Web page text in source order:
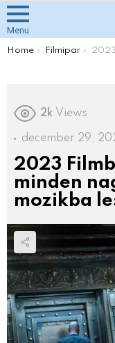
Menu
You are here:
Home Filmipar 2023 Filmbemutató
2k Views
december 29,
2023
minden
mozikba